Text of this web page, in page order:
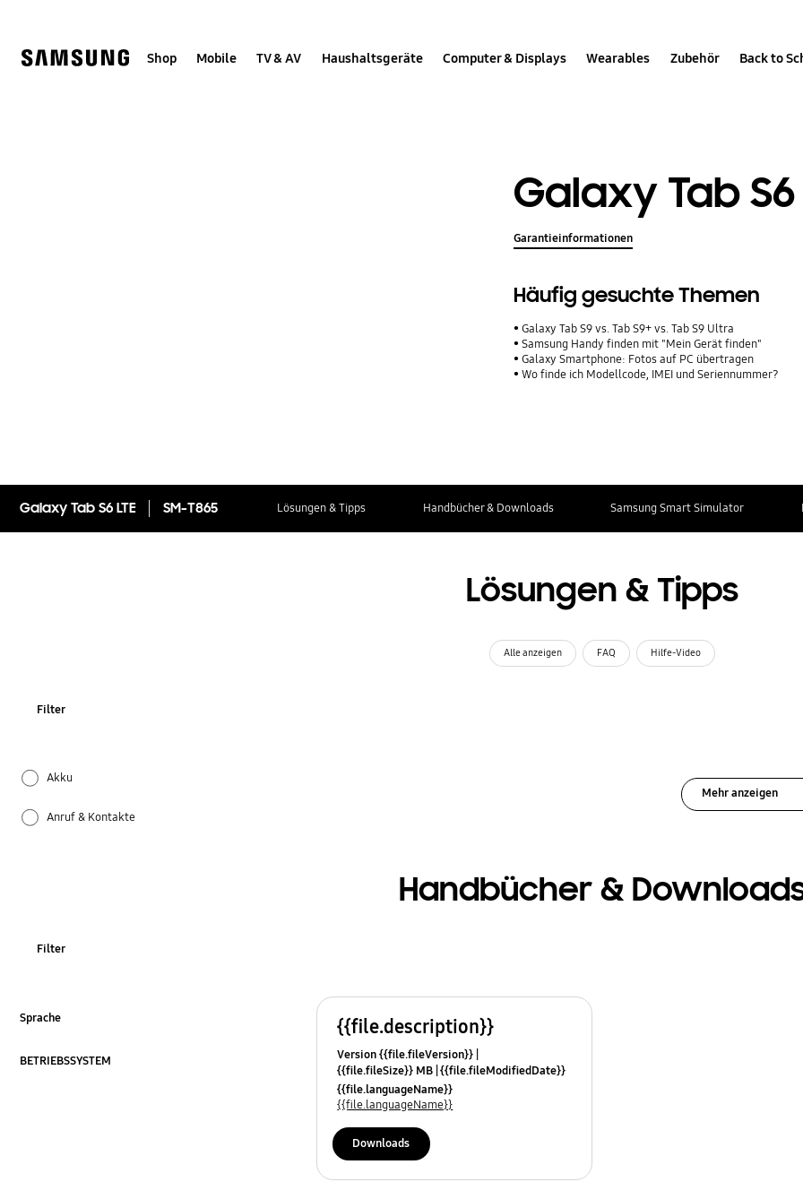
help
Shop Mobile TV & AV Haushaltsgeräte Computer & Displays Wearables Zubehör Back to
Galaxy Tab S6
Garantieinformationen
Häufig gesuchte Themen
Galaxy Tab S9 vs. Tab S9+ vs. Tab S9 Ultra
Samsung Handy finden mit "Mein Gerät finden"
Galaxy Smartphone: Fotos auf PC übertragen
Wo finde ich Modellcode, IMEI und Seriennummer?
Galaxy Tab S6 LTE SM-T865 Lösungen & Tipps Handbücher & Downloads Samsung Smart Simulator
Lösungen & Tipps
Alle anzeigen FAQ Hilfe-Video
Filter
Akku
Anruf & Kontakte
Firmware-Update
Galaxy Apps
Mehr anzeigen
Handbücher &
Filter
Sprache
BETRIEBSSYSTEM
{{file.description}}
Version {{file.fileVersion}}
{{file.fileSize}} MB {{file.fileModifiedDate}}
{{file.osNames}}
{{file.languageName}}
{{file.languageName}}
Downloads